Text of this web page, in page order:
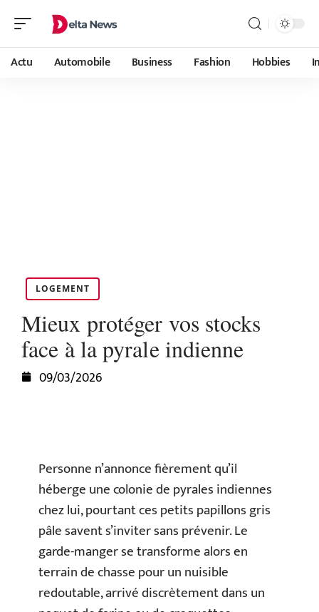
Actu Automobile Business Fashion Hobbies
LOGEMENT
Mieux protéger vos stocks
face à la pyrale indienne
09/03/2026
Personne n’annonce fièrement qu’il
héberge une colonie de pyrales indiennes
chez lui, pourtant ces petits papillons gris
pâle savent s’inviter sans prévenir. Le
garde-manger se transforme alors en
terrain de chasse pour un nuisible
redoutable, arrivé discrètement dans un